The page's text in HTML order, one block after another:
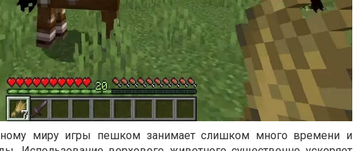
миру игры пешком занимает слишком много времени и